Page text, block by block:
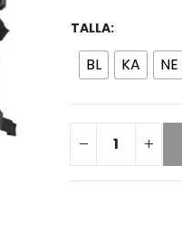
TALLA
BL KA NE